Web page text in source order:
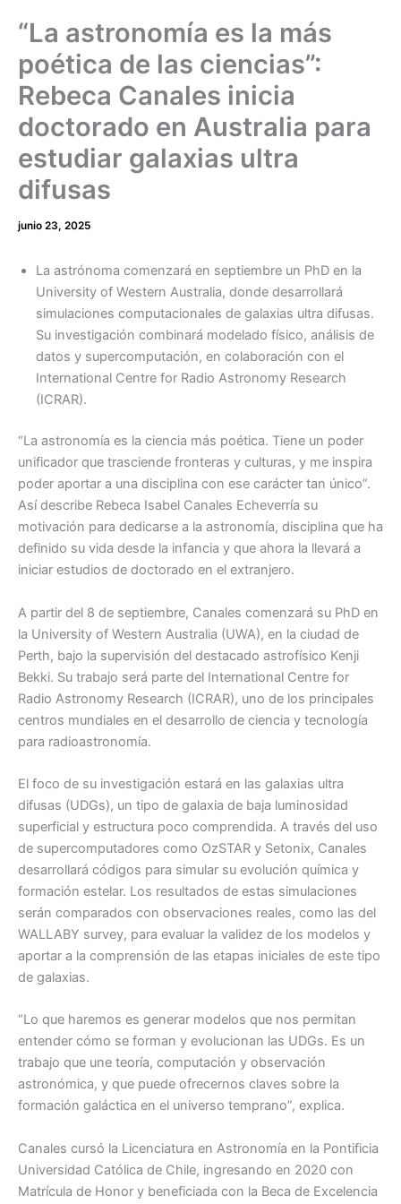
“La astronomía es la más
poética de las ciencias”:
Rebeca Canales inicia
doctorado en Australia para
estudiar galaxias ultra
difusas
junio 23, 2025
La astrónoma comenzará en septiembre un PhD en la
University of Western Australia, donde desarrollará
simulaciones computacionales de galaxias ultra difusas.
Su investigación combinará modelado físico, análisis de
datos y supercomputación, en colaboración con el
International Centre for Radio Astronomy Research
(ICRAR).
“La astronomía es la ciencia más poética. Tiene un poder
unificador que trasciende fronteras y culturas, y me inspira
poder aportar a una disciplina con ese carácter tan único”.
Así describe Rebeca Isabel Canales Echeverría su
motivación para dedicarse a la astronomía, disciplina que ha
definido su vida desde la infancia y que ahora la llevará a
iniciar estudios de doctorado en el extranjero.
A partir del 8 de septiembre, Canales comenzará su PhD en
la University of Western Australia (UWA), en la ciudad de
Perth, bajo la supervisión del destacado astrofísico Kenji
Bekki. Su trabajo será parte del International Centre for
Radio Astronomy Research (ICRAR), uno de los principales
centros mundiales en el desarrollo de ciencia y tecnología
para radioastronomía.
El foco de su investigación estará en las galaxias ultra
difusas (UDGs), un tipo de galaxia de baja luminosidad
superficial y estructura poco comprendida. A través del uso
de supercomputadores como OzSTAR y Setonix, Canales
desarrollará códigos para simular su evolución química y
formación estelar. Los resultados de estas simulaciones
serán comparados con observaciones reales, como las del
WALLABY survey, para evaluar la validez de los modelos y
aportar a la comprensión de las etapas iniciales de este tipo
de galaxias.
“Lo que haremos es generar modelos que nos permitan
entender cómo se forman y evolucionan las UDGs. Es un
trabajo que une teoría, computación y observación
astronómica, y que puede ofrecernos claves sobre la
formación galáctica en el universo temprano”, explica.
Canales cursó la Licenciatura en Astronomía en la Pontificia
Universidad Católica de Chile, ingresando en 2020 con
Matrícula de Honor y beneficiada con la Beca de Excelencia